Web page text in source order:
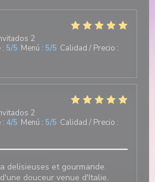
2
: 5/5 Menú : 5/5 Calidad / Precio :
2
: 4/5 Menú : 5/5 Calidad / Precio :
delisieuses et gourmande.
douceur venue d'Italie.